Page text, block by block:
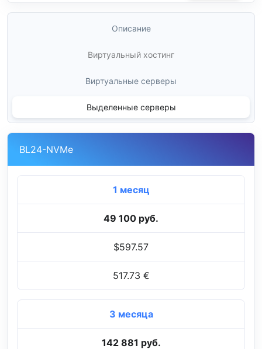
Описание
Виртуальный хостинг
Виртуальные серверы
Выделенные серверы
BL24-NVMe
1 месяц
49 100 руб.
$597.57
517.73 €
3 месяца
142 881 руб.